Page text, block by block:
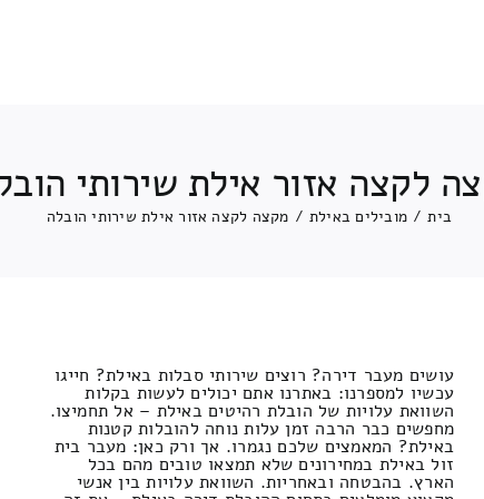
לקצה אזור אילת שירותי
בית / מובילים באילת / מקצה לקצה אזור אילת שירותי הובלה
עושים מעבר דירה? רוצים שירותי סבלות באילת? חייגו
עכשיו למספרנו: באתרנו אתם יכולים לעשות בקלות
השוואת עלויות של הובלת רהיטים באילת – אל תחמיצו.
מחפשים כבר הרבה זמן עלות נוחה להובלות קטנות
באילת? המאמצים שלכם נגמרו. אך ורק כאן: מעבר בית
זול באילת במחירונים שלא תמצאו טובים מהם בכל
הארץ. בהבטחה ובאחריות. השוואת עלויות בין אנשי